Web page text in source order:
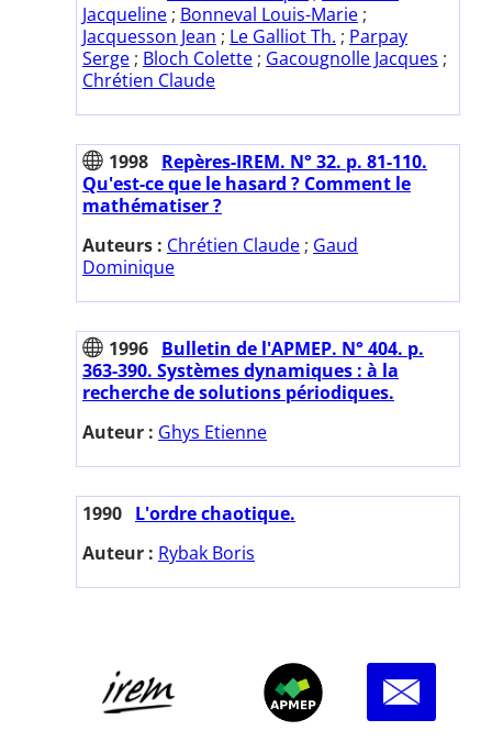
Jacqueline ; Bonneval Louis-Marie ;
Jacquesson Jean ; Le Galliot Th. ; Parpay
Serge ; Bloch Colette ; Gacougnolle Jacques ;
Chrétien Claude
1998 Repères-IREM. N° 32. p. 81-110.
Qu'est-ce que le hasard ? Comment le
mathématiser ?
Auteurs : Chrétien Claude ; Gaud
Dominique
1996 Bulletin de l'APMEP. N° 404. p.
363-390. Systèmes dynamiques : à la
recherche de solutions périodiques.
Auteur : Ghys Etienne
1990 L'ordre chaotique.
Auteur : Rybak Boris